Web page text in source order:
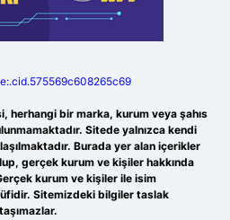
herhangi bir marka, kurum veya şahıs
Sitede yalnızca kendi
Burada yer alan içerikler
gerçek kurum ve kişiler hakkında
kurum ve kişiler ile isim
Sitemizdeki bilgiler taslak